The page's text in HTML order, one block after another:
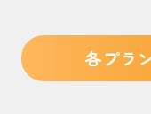
各プラ